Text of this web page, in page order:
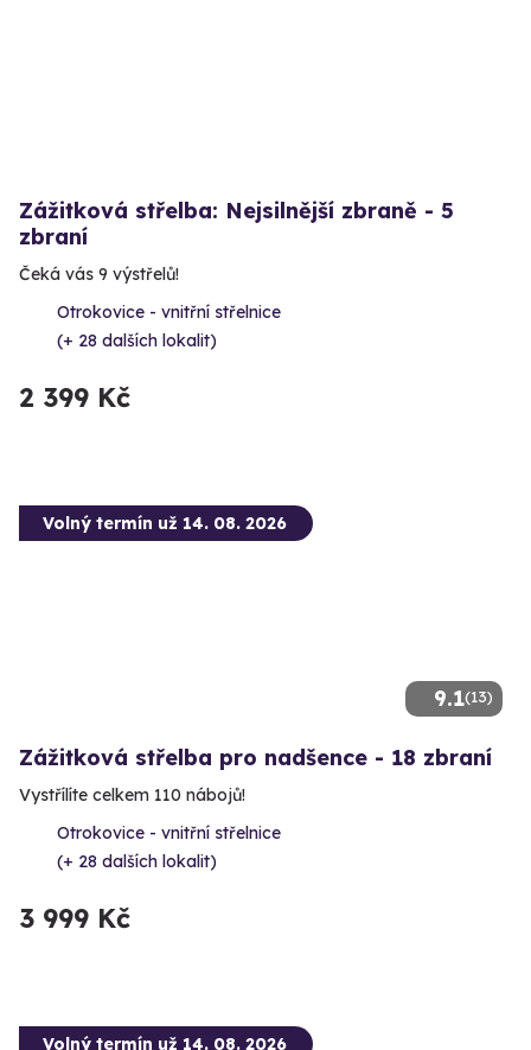
Zážitková střelba: Nejsilnější zbraně - 5
zbraní
Čeká vás 9 výstřelů!
Otrokovice - vnitřní střelnice
(+ 28 dalších lokalit)
2 399 Kč
9.1(13)
Volný termín už 14. 08. 2026
Zážitková střelba pro nadšence - 18 zbraní
Vystřílíte celkem 110 nábojů!
Otrokovice - vnitřní střelnice
(+ 28 dalších lokalit)
3 999 Kč
Volný termín už 14. 08. 2026